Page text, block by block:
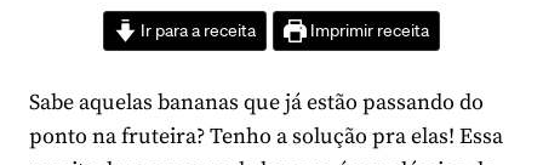
Ir para a receita Imprimir receita
Sabe aquelas bananas que já estão passando do
ponto na fruteira? Tenho a solução pra elas! Essa